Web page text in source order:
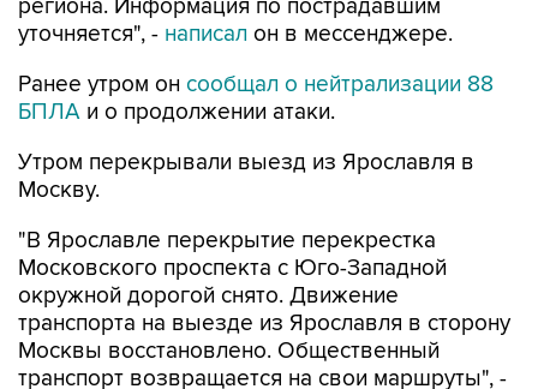
Ранее утром онсообщал о нейтрализации 88
Утром перекрывали выезд из Ярославля в
"В Ярославле перекрытие перекрестка
окружной дорогой снято. Движение
транспорта на выезде из Ярославля в сторону
Москвы восстановлено. Общественный
транспорт возвращается на свои маршруты", -
добавил Евраев.